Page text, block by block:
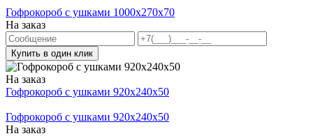
Гофрокороб с ушками 1000х270х70
На заказ
Купить в один клик
На заказ
Гофрокороб с ушками 920х240х50
Гофрокороб с ушками 920х240х50
На заказ